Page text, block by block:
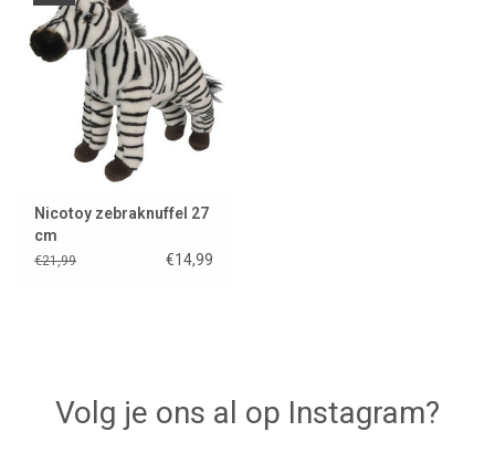
Lookbooks
Nicotoy zebraknuffel 27
cm
€21,99 €14,99
Volg je ons al op Instagram?